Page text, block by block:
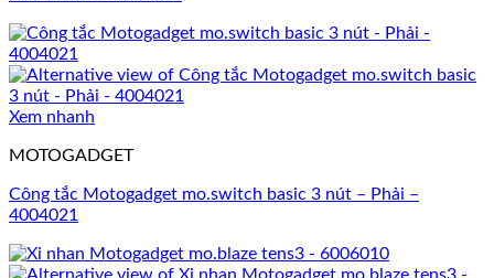
Xem nhanh
MOTOGADGET
Công tắc Motogadget mo.switch basic 3 nút – Phải –
4004021